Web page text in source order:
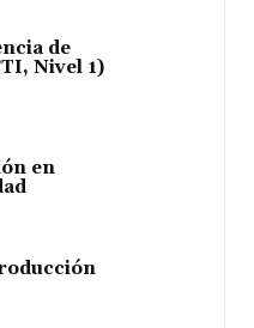
de
Nivel 1)
en